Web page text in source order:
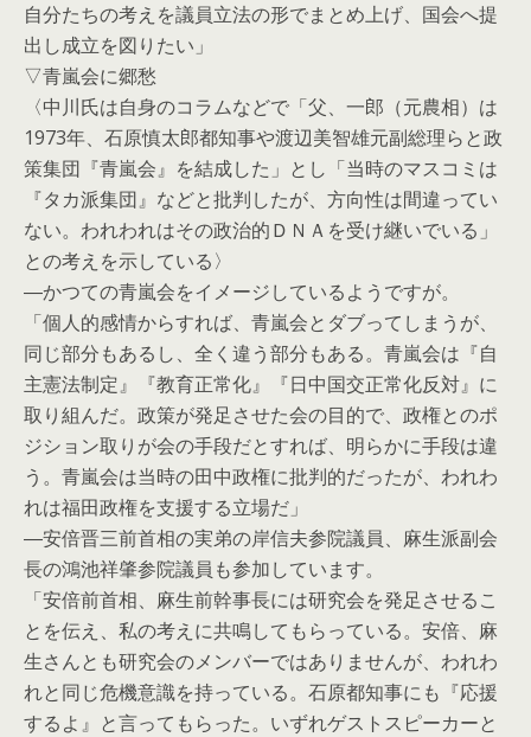
自分たちの考えを議員立法の形でまとめ上げ、国会へ提
出し成立を図りたい」
▽青嵐会に郷愁
〈中川氏は自身のコラムなどで「父、一郎（元農相）は
1973年、石原慎太郎都知事や渡辺美智雄元副総理らと政
策集団『青嵐会』を結成した」とし「当時のマスコミは
『タカ派集団』などと批判したが、方向性は間違ってい
ない。われわれはその政治的ＤＮＡを受け継いでいる」
との考えを示している〉
―かつての青嵐会をイメージしているようですが。
「個人的感情からすれば、青嵐会とダブってしまうが、
同じ部分もあるし、全く違う部分もある。青嵐会は『自
主憲法制定』『教育正常化』『日中国交正常化反対』に
取り組んだ。政策が発足させた会の目的で、政権とのポ
ジション取りが会の手段だとすれば、明らかに手段は違
う。青嵐会は当時の田中政権に批判的だったが、われわ
れは福田政権を支援する立場だ」
―安倍晋三前首相の実弟の岸信夫参院議員、麻生派副会
長の鴻池祥肇参院議員も参加しています。
「安倍前首相、麻生前幹事長には研究会を発足させるこ
とを伝え、私の考えに共鳴してもらっている。安倍、麻
生さんとも研究会のメンバーではありませんが、われわ
れと同じ危機意識を持っている。石原都知事にも『応援
するよ』と言ってもらった。いずれゲストスピーカーと